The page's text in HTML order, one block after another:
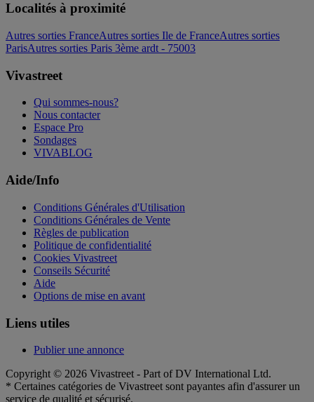
Localités à proximité
Autres sorties FranceAutres sorties Ile de FranceAutres sorties
ParisAutres sorties Paris 3ème ardt - 75003
Vivastreet
Qui sommes-nous?
Nous contacter
Espace Pro
Sondages
VIVABLOG
Aide/Info
Conditions Générales d'Utilisation
Conditions Générales de Vente
Règles de publication
Politique de confidentialité
Cookies Vivastreet
Conseils Sécurité
Aide
Options de mise en avant
Liens utiles
Publier une annonce
Copyright © 2026 Vivastreet - Part of DV International Ltd.
* Certaines catégories de Vivastreet sont payantes afin d'assurer un
service de qualité et sécurisé.